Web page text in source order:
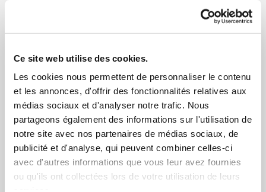
Ce site web utilise des cookies.
Les cookies nous permettent de personnaliser le contenu
et les annonces, d'offrir des fonctionnalités relatives aux
médias sociaux et d'analyser notre trafic. Nous
partageons également des informations sur l'utilisation de
notre site avec nos partenaires de médias sociaux, de
publicité et d'analyse, qui peuvent combiner celles-ci
avec d'autres informations que vous leur avez fournies
ou qu'ils ont collectées lors de votre utilisation de leurs
informations personnelles que vous avez pu fournir, et ne
vend pas ces informations à une tierce-partie. Vous
veut écrire un cookie en réglant les préférences de votre
navigateur.
3/ Liens vers d’autres sites
Ce site web contient des liens vers d'autres sites. L'accès
à un site lié à notre site se fait aux risques et périls du
visiteur ou de l'utilisateur et Orange ne saurait être tenue